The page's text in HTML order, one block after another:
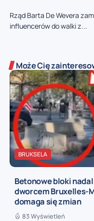
Rząd Barta De Wevera
influencerów do walki z...
Może Cię
BRUKSELA
Betonowe bloki
dworcem Bruxelles-
domaga się zmian
83 Wyświetleń